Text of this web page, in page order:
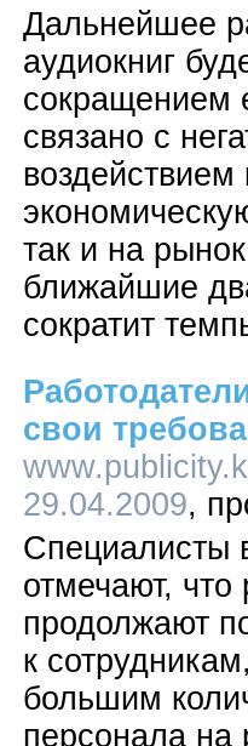
Дальнейшее
аудиокниг
сокращением
связано с
воздействием
так и на
ближайшие
сократит
свои
29.04.2009
Специалисты
отмечают, что
продолжают
к
большим
персонала на